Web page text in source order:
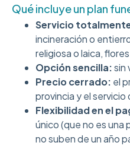
Qué incluye un plan
Servicio
incineración o
religiosa o laica,
Opción sencilla:sin
Precio cerrado: el
provincia y el servicio
Flexibilidad en el
único (que no es una
no suben de un año